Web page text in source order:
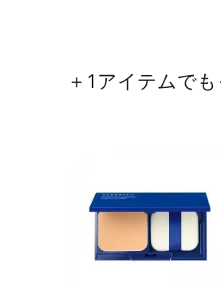
＋1アイテムで